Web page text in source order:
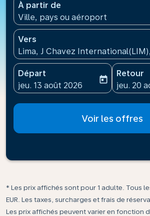
À partir de
Ville, pays ou aéroport
Vers
Lima, J Chavez
Départ
fc-booking-departure-date-
jeu. 13 août 2026
today
Retour
fc-
jeu. 20
Voir les offres
* Les prix affichés sont pour 1 adulte. Tous
EUR. Les taxes, surcharges et frais de
Les prix affichés peuvent varier en fonction